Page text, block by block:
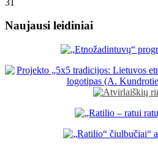
Naujausi leidiniai